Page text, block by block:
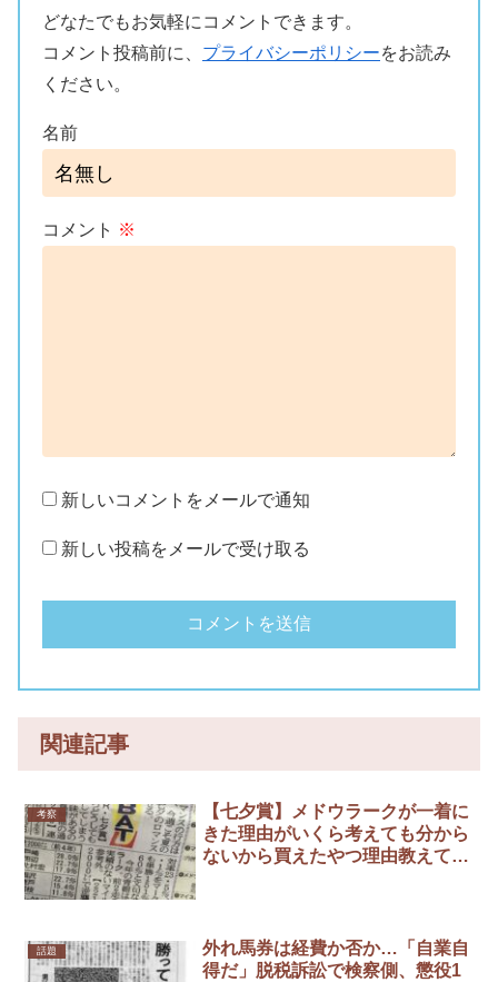
どなたでもお気軽にコメントできます。
コメント投稿前に、 プライバシーポリシーをお読み
ください。
名前
コメント ※
新しいコメントをメールで通知
新しい投稿をメールで受け取る
関連記事
考察
【七夕賞】メドウラークが一着に
きた理由がいくら考えても分から
ないから買えたやつ理由教えてく
話題
外れ馬券は経費か否か…「自業自
得だ」脱税訴訟で検察側、懲役1